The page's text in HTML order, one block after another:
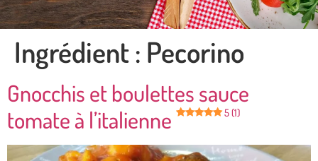
Ingrédient : Pecorino
Gnocchis et boulettes sauce
tomate à l’italienne
5 (1)